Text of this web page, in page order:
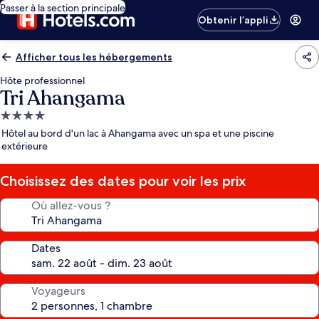
Passer à la section principale
Obtenir l’appli
Afficher tous les hébergements
Hôte professionnel
Tri Ahangama
Hébergement
4.0 étoiles
Hôtel au bord d'un lac à Ahangama avec un spa et une piscine
extérieure
Choisissez des dates pour voir les prix
Où allez-vous ?
Dates
Voyageurs